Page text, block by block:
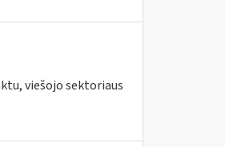
viešojo sektoriaus